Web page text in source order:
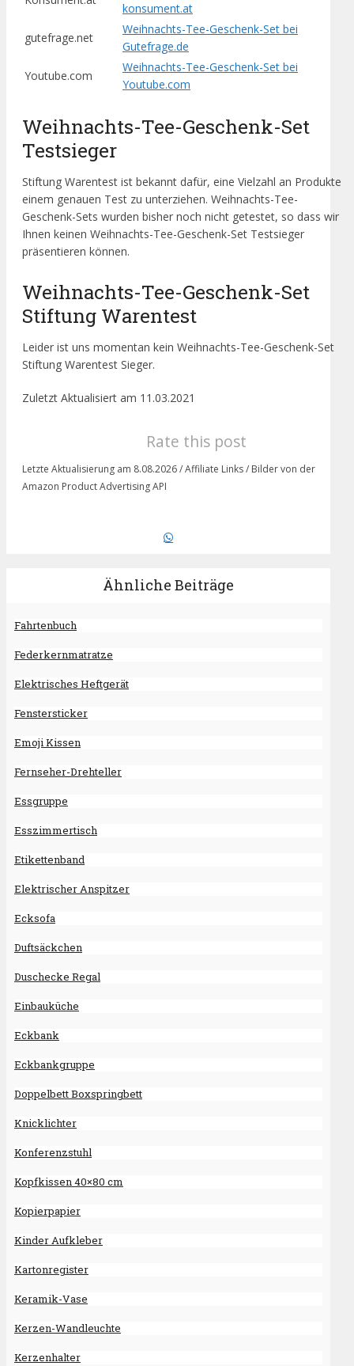
konsument.at
gutefrage.net
Weihnachts-Tee-Geschenk-Set bei
Gutefrage.de
Youtube.com
Weihnachts-Tee-Geschenk-Set bei
Youtube.com
Weihnachts-Tee-Geschenk-Set
Testsieger
Stiftung Warentest ist bekannt dafür, eine Vielzahl an Produkte
einem genauen Test zu unterziehen. Weihnachts-Tee-
Geschenk-Sets wurden bisher noch nicht getestet, so dass wir
Ihnen keinen Weihnachts-Tee-Geschenk-Set Testsieger
präsentieren können.
Weihnachts-Tee-Geschenk-Set
Stiftung Warentest
Leider ist uns momentan kein Weihnachts-Tee-Geschenk-Set
Stiftung Warentest Sieger.
Zuletzt Aktualisiert am 11.03.2021
Rate this post
Letzte Aktualisierung am 8.08.2026 / Affiliate Links / Bilder von der
Amazon Product Advertising API
Ähnliche Beiträge
Fahrtenbuch
Federkernmatratze
Elektrisches Heftgerät
Fenstersticker
Emoji Kissen
Fernseher-Drehteller
Essgruppe
Esszimmertisch
Etikettenband
Elektrischer Anspitzer
Ecksofa
Duftsäckchen
Duschecke Regal
Einbauküche
Eckbank
Eckbankgruppe
Doppelbett Boxspringbett
Knicklichter
Konferenzstuhl
Kopfkissen 40×80 cm
Kopierpapier
Kinder Aufkleber
Kartonregister
Keramik-Vase
Kerzen-Wandleuchte
Kerzenhalter